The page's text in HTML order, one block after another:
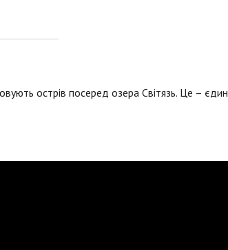
острів посеред озера Світязь. Це –